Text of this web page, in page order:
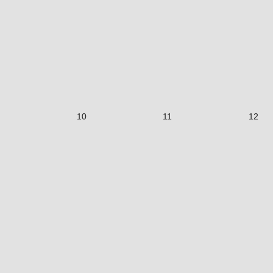
10 11 12